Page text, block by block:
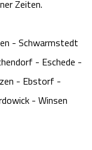
Zeiten.
- Schwarmstedt
- Eschede -
- Ebstorf -
- Winsen